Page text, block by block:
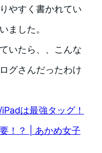
やすく書かれてい
ました。
いたら、、こんな
グさんだったわけ
は最強タッグ！
！？ | あかめ女子